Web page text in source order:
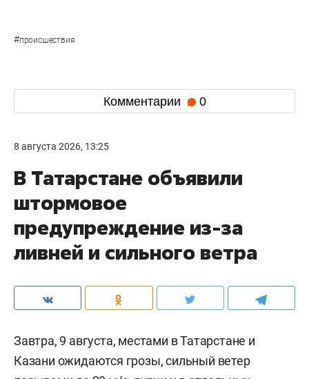
#происшествия
Комментарии 0
8 августа 2026, 13:25
В Татарстане объявили
штормовое
предупреждение из-за
ливней и сильного ветра
Завтра, 9 августа, местами в Татарстане и
Казани ожидаются грозы, сильный ветер